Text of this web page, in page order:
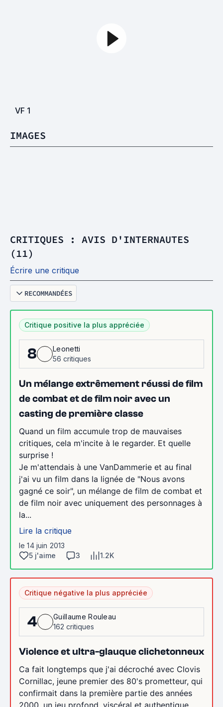
VF 1
IMAGES
CRITIQUES : AVIS D'INTERNAUTES
(11)
Écrire une critique
RECOMMANDÉES
Critique positive la plus appréciée
8
Leonetti
56 critiques
Un mélange extrêmement réussi de film
de combat et de film noir avec un
casting de première classe
Quand un film accumule trop de mauvaises
critiques, cela m'incite à le regarder. Et quelle
surprise !
Je m'attendais à une VanDammerie et au final
j'ai vu un film dans la lignée de "Nous avons
gagné ce soir", un mélange de film de combat et
de film noir avec uniquement des personnages à
la...
Lire la critique
le 14 juin 2013
5 j'aime
3 1.2K
Critique négative la plus appréciée
4
Guillaume Rouleau
162 critiques
Violence et ultra-glauque clichetonneux
Ca fait longtemps que j'ai décroché avec Clovis
Cornillac, jeune premier des 80's prometteur, qui
confirmait dans la première partie des années
2000, un jeu profond, viscéral et authentique